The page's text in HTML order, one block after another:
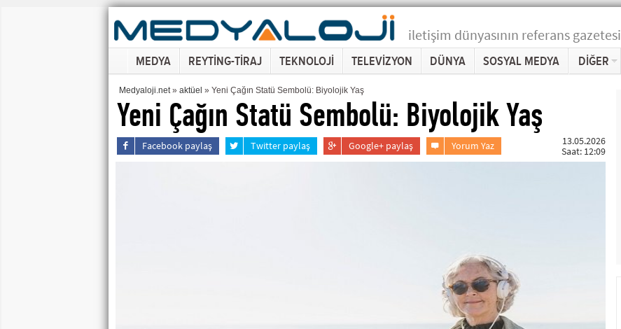
iletişim dünyasının referans gazetesi
MEDYA REYTİNG-TİRAJ TEKNOLOJİ TELEVİZYON DÜNYA SOSYAL MEDYA DİĞER
Yeni Çağın Statü Sembolü: Biyolojik Yaş
Medyaloji.net» aktüel » Yeni Çağın Statü Sembolü: Biyolojik Yaş
Facebook paylaş Twitter paylaş Google+ paylaş Yorum Yaz
13.05.2026
Saat: 12:09